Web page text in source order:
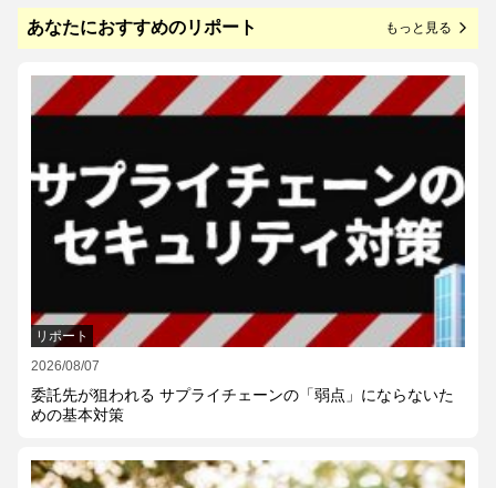
あなたにおすすめのリポート もっと見る arrow_forward_ios
リポート
2026/08/07
委託先が狙われる サプライチェーンの「弱点」にならないた
めの基本対策